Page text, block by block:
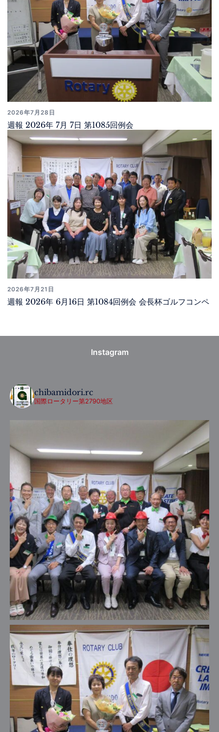
2026年7月28日
週報 2026年 7月 7日 第1085回例会
2026年7月21日
週報 2026年 6月16日 第1084回例会 会長杯ゴルフコンペ
Instagram
chibamidori.rc
国際ロータリー第2790地区